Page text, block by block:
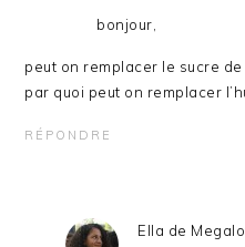
bonjour,
peut on remplacer le sucre
par quoi peut on remplacer
RÉPONDRE
Ella de